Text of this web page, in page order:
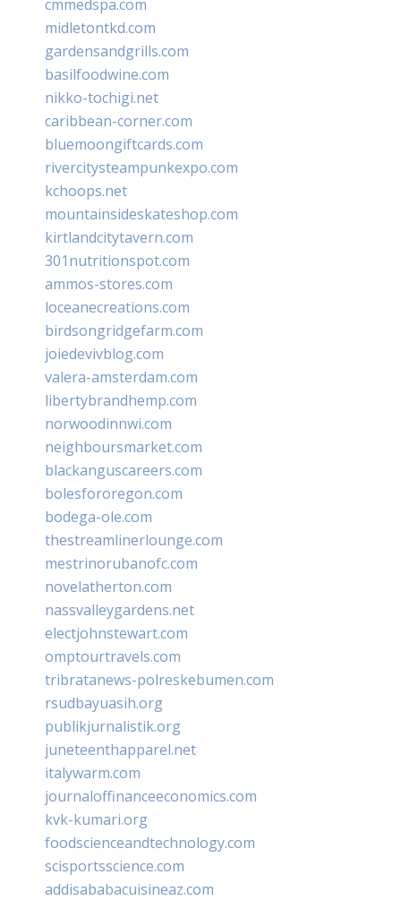
cmmedspa.com
midletontkd.com
gardensandgrills.com
basilfoodwine.com
nikko-tochigi.net
caribbean-corner.com
bluemoongiftcards.com
rivercitysteampunkexpo.com
kchoops.net
mountainsideskateshop.com
kirtlandcitytavern.com
301nutritionspot.com
ammos-stores.com
loceanecreations.com
birdsongridgefarm.com
joiedevivblog.com
valera-amsterdam.com
libertybrandhemp.com
norwoodinnwi.com
neighboursmarket.com
blackanguscareers.com
bolesfororegon.com
bodega-ole.com
thestreamlinerlounge.com
mestrinorubanofc.com
novelatherton.com
nassvalleygardens.net
electjohnstewart.com
omptourtravels.com
tribratanews-polreskebumen.com
rsudbayuasih.org
publikjurnalistik.org
juneteenthapparel.net
italywarm.com
journaloffinanceeconomics.com
kvk-kumari.org
foodscienceandtechnology.com
scisportsscience.com
addisababacuisineaz.com